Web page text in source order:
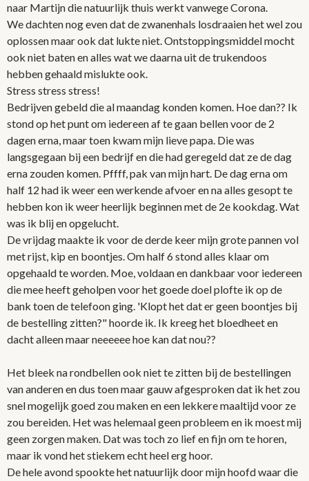
naar Martijn die natuurlijk thuis werkt vanwege Corona.
We dachten nog even dat de zwanenhals losdraaien het wel zou
oplossen maar ook dat lukte niet. Ontstoppingsmiddel mocht
ook niet baten en alles wat we daarna uit de trukendoos
hebben gehaald mislukte ook.
Stress stress stress!
Bedrijven gebeld die al maandag konden komen. Hoe dan?? Ik
stond op het punt om iedereen af te gaan bellen voor de 2
dagen erna, maar toen kwam mijn lieve papa. Die was
langsgegaan bij een bedrijf en die had geregeld dat ze de dag
erna zouden komen. Pffff, pak van mijn hart. De dag erna om
half 12 had ik weer een werkende afvoer en na alles gesopt te
hebben kon ik weer heerlijk beginnen met de 2e kookdag. Wat
was ik blij en opgelucht.
De vrijdag maakte ik voor de derde keer mijn grote pannen vol
met rijst, kip en boontjes. Om half 6 stond alles klaar om
opgehaald te worden. Moe, voldaan en dankbaar voor iedereen
die mee heeft geholpen voor het goede doel plofte ik op de
bank toen de telefoon ging. 'Klopt het dat er geen boontjes bij
de bestelling zitten?" hoorde ik. Ik kreeg het bloedheet en
dacht alleen maar neeeeee hoe kan dat nou??
Het bleek na rondbellen ook niet te zitten bij de bestellingen
van anderen en dus toen maar gauw afgesproken dat ik het zou
snel mogelijk goed zou maken en een lekkere maaltijd voor ze
zou bereiden. Het was helemaal geen probleem en ik moest mij
geen zorgen maken. Dat was toch zo lief en fijn om te horen,
maar ik vond het stiekem echt heel erg hoor.
De hele avond spookte het natuurlijk door mijn hoofd waar die